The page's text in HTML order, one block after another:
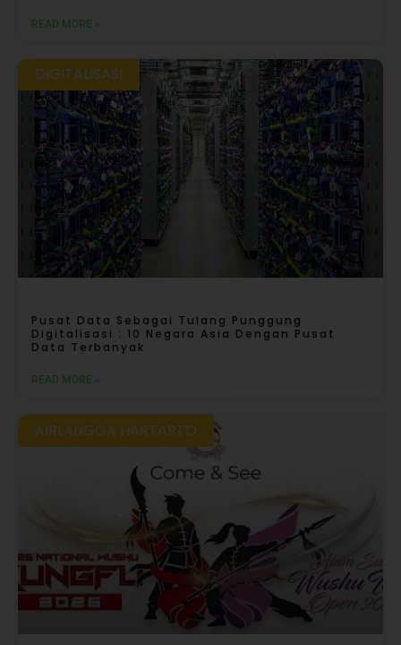
READ MORE »
DIGITALISASI
Pusat Data Sebagai Tulang Punggung
Digitalisasi : 10 Negara Asia Dengan Pusat
Data Terbanyak
READ MORE »
AIRLANGGA HARTARTO